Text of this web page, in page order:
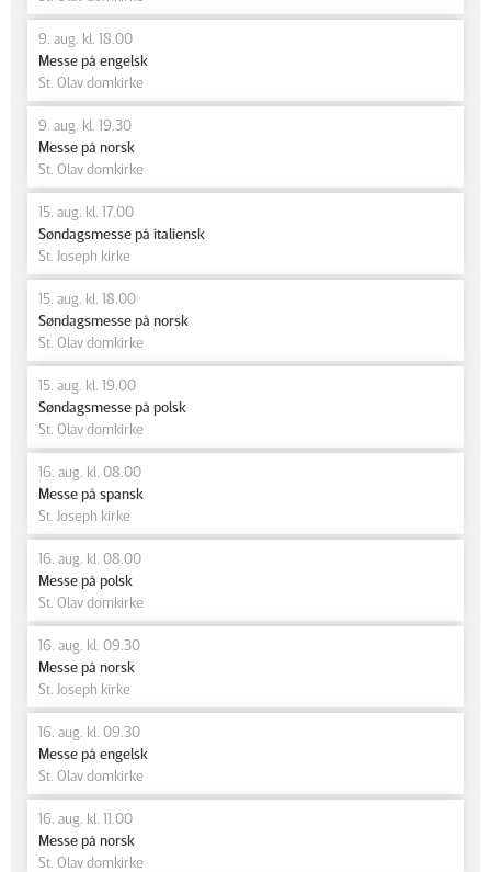
9. aug. kl. 18.00
Messe på engelsk
St. Olav domkirke
9. aug. kl. 19.30
Messe på norsk
St. Olav domkirke
15. aug. kl. 17.00
Søndagsmesse på italiensk
St. Joseph kirke
15. aug. kl. 18.00
Søndagsmesse på norsk
St. Olav domkirke
15. aug. kl. 19.00
Søndagsmesse på polsk
St. Olav domkirke
16. aug. kl. 08.00
Messe på spansk
St. Joseph kirke
16. aug. kl. 08.00
Messe på polsk
St. Olav domkirke
16. aug. kl. 09.30
Messe på norsk
St. Joseph kirke
16. aug. kl. 09.30
Messe på engelsk
St. Olav domkirke
16. aug. kl. 11.00
Messe på norsk
St. Olav domkirke